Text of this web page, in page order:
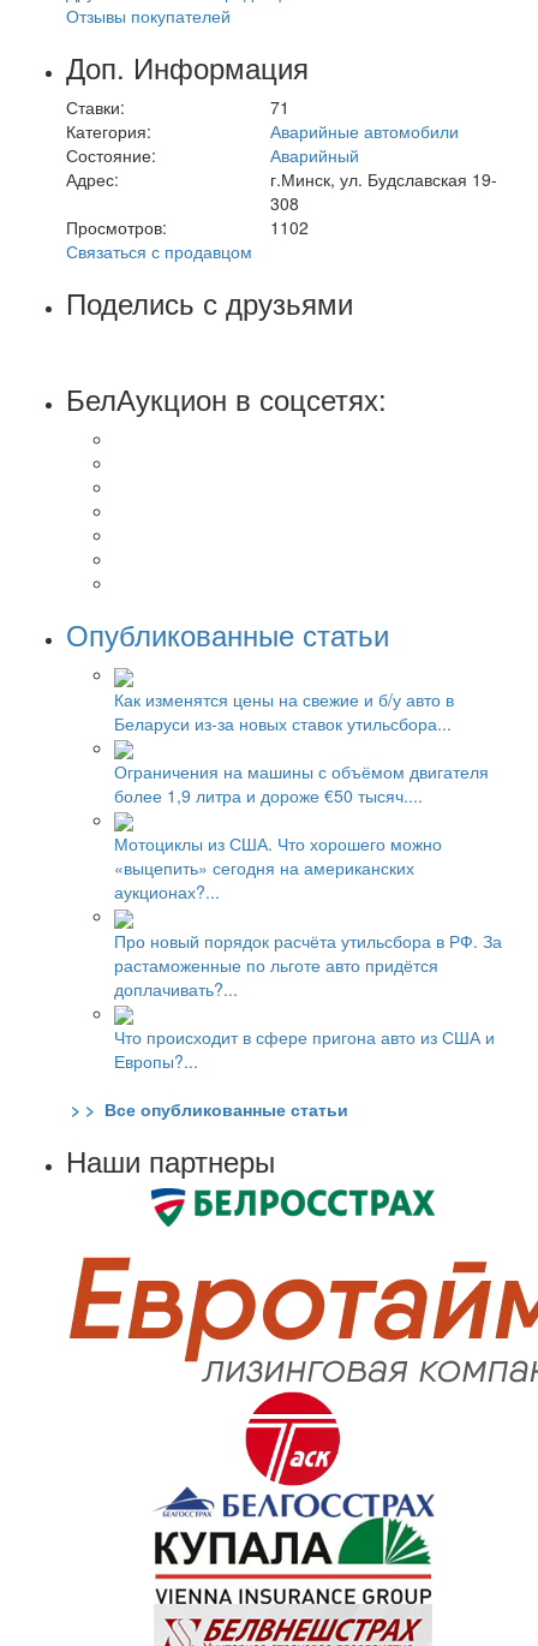
Отзывы покупателей
Доп. Информация
Ставки:
71
Категория:
Аварийные автомобили
Состояние:
Аварийный
Адрес:
г.Минск, ул. Будславская 19-
308
Просмотров:
1102
Связаться с продавцом
Поделись с друзьями
БелАукцион в соцсетях:
Опубликованные статьи
Как изменятся цены на свежие и б/у авто в
Беларуси из-за новых ставок утильсбора...
Ограничения на машины с объёмом двигателя
более 1,9 литра и дороже €50 тысяч....
Мотоциклы из США. Что хорошего можно
«выцепить» сегодня на американских
аукционах?...
Про новый порядок расчёта утильсбора в РФ. За
растаможенные по льготе авто придётся
доплачивать?...
Что происходит в сфере пригона авто из США и
Европы?...
> > Все опубликованные статьи
Наши партнеры